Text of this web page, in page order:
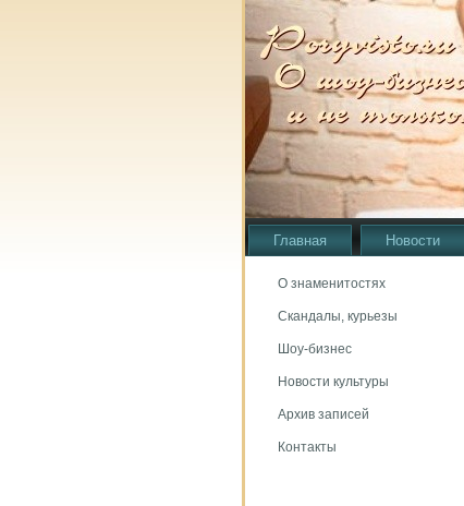
Главная Новости
О знаменитостях
Скандалы, курьезы
Шоу-бизнес
Новости культуры
Архив записей
Контакты